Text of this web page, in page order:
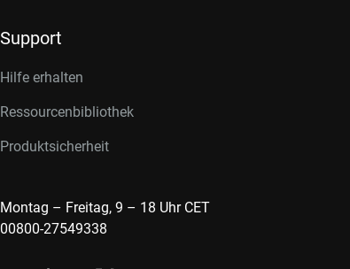
Support
Hilfe erhalten
Ressourcenbibliothek
Produktsicherheit
Montag – Freitag, 9 – 18 Uhr CET
00800-27549338